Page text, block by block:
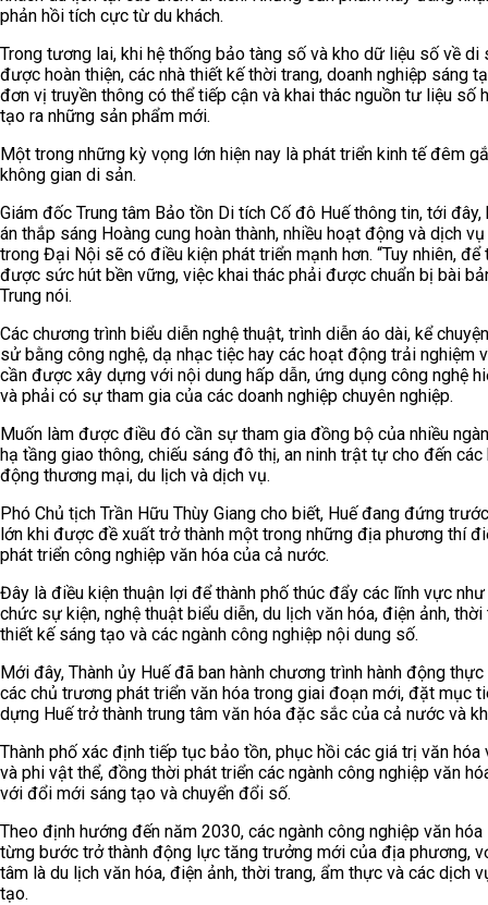
phản hồi tích cực từ du khách.
Trong tương lai, khi hệ thống bảo tàng số và kho dữ liệu số về di
được hoàn thiện, các nhà thiết kế thời trang, doanh nghiệp sáng
đơn vị truyền thông có thể tiếp cận và khai thác nguồn tư liệu số
tạo ra những sản phẩm mới.
Một trong những kỳ vọng lớn hiện nay là phát triển kinh tế đêm
không gian di sản.
Giám đốc Trung tâm Bảo tồn Di tích Cố đô Huế thông tin, tới đây,
án thắp sáng Hoàng cung hoàn thành, nhiều hoạt động và dịch
trong Đại Nội sẽ có điều kiện phát triển mạnh hơn. “Tuy nhiên, để
được sức hút bền vững, việc khai thác phải được chuẩn bị bài
Trung nói.
Các chương trình biểu diễn nghệ thuật, trình diễn áo dài, kể
sử bằng công nghệ, dạ nhạc tiệc hay các hoạt động trải nghiệm
cần được xây dựng với nội dung hấp dẫn, ứng dụng công nghệ
và phải có sự tham gia của các doanh nghiệp chuyên nghiệp.
Muốn làm được điều đó cần sự tham gia đồng bộ của nhiều
hạ tầng giao thông, chiếu sáng đô thị, an ninh trật tự cho đến các
động thương mại, du lịch và dịch vụ.
Phó Chủ tịch Trần Hữu Thùy Giang cho biết, Huế đang đứng
lớn khi được đề xuất trở thành một trong những địa phương thí
phát triển công nghiệp văn hóa của cả nước.
Đây là điều kiện thuận lợi để thành phố thúc đẩy các lĩnh vực
chức sự kiện, nghệ thuật biểu diễn, du lịch văn hóa, điện ảnh, thời
thiết kế sáng tạo và các ngành công nghiệp nội dung số.
Mới đây, Thành ủy Huế đã ban hành chương trình hành động thực
các chủ trương phát triển văn hóa trong giai đoạn mới, đặt mục
dựng Huế trở thành trung tâm văn hóa đặc sắc của cả nước và
Thành phố xác định tiếp tục bảo tồn, phục hồi các giá trị văn hóa
và phi vật thể, đồng thời phát triển các ngành công nghiệp văn
với đổi mới sáng tạo và chuyển đổi số.
Theo định hướng đến năm 2030, các ngành công nghiệp văn hóa
từng bước trở thành động lực tăng trưởng mới của địa phương,
tâm là du lịch văn hóa, điện ảnh, thời trang, ẩm thực và các dịch
tạo.